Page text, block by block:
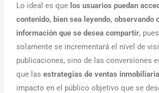
Lo ideal es que los usuarios puedan
contenido, bien sea leyendo, observando
información que se desea compartir,
solamente se incrementará el nivel de
publicaciones, sino de las conversiones
que lasestrategias de ventas
impacto en el público objetivo que se